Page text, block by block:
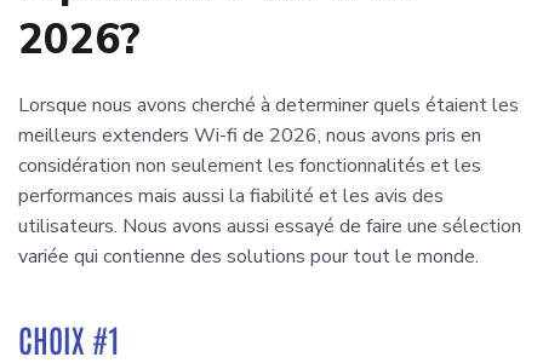
2026?
Lorsque nous avons cherché à determiner quels étaient les
meilleurs extenders Wi-fi de 2026, nous avons pris en
considération non seulement les fonctionnalités et les
performances mais aussi la fiabilité et les avis des
utilisateurs. Nous avons aussi essayé de faire une sélection
variée qui contienne des solutions pour tout le monde.
CHOIX #1